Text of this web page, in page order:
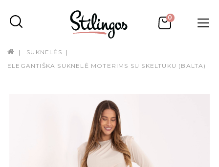
0
SUKNELĖS
ELEGANTIŠKA SUKNELĖ MOTERIMS SU SKELTUKU (BALTA)